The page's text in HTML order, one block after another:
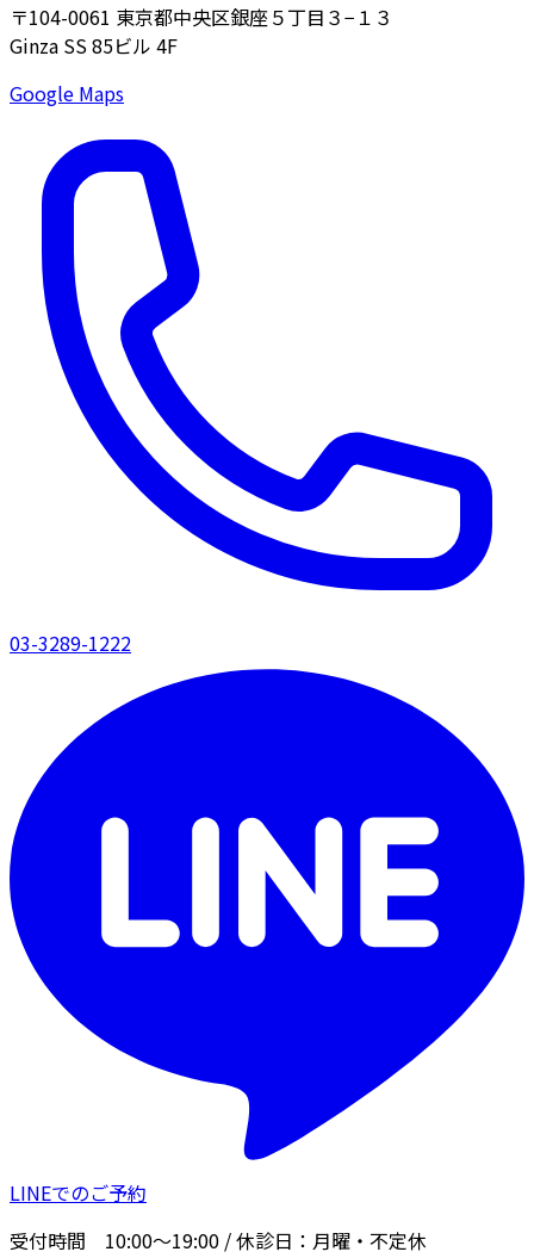
〒104-0061 東京都中央区銀座５丁目３−１３
Ginza SS 85ビル 4F
Google Maps
03-3289-1222
LINEでのご予約
受付時間 10:00〜19:00 / 休診日： 月曜・不定休